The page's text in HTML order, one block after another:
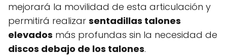
mejorará la movilidad de esta articulación y
permitirá realizar sentadillas talones
elevados más profundas sin la necesidad de
discos debajo de los talones.